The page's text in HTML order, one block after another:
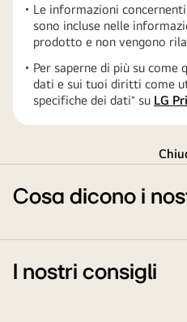
Le informazioni
sono incluse nelle
prodotto e non vengono
Per saperne di più su
dati e sui tuoi diritti come
specifiche dei dati″ su LG
Cosa dicono i
I nostri consigli